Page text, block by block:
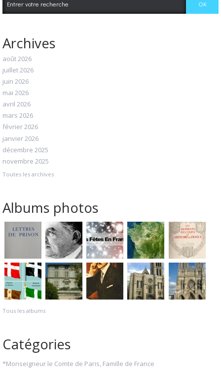
Archives
août 2026
juillet 2026
juin 2026
mai 2026
avril 2026
mars 2026
février 2026
janvier 2026
décembre 2025
novembre 2025
Toutes les archives
Albums photos
Tous les albums
Catégories
*Monseigneur le Comte de Paris, Famille de France